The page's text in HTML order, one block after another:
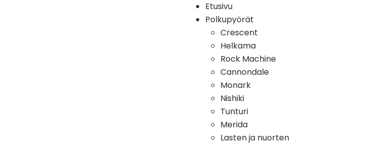
Etusivu
Polkupyörät
Crescent
Helkama
Rock Machine
Cannondale
Monark
Nishiki
Tunturi
Merida
Lasten ja nuorten